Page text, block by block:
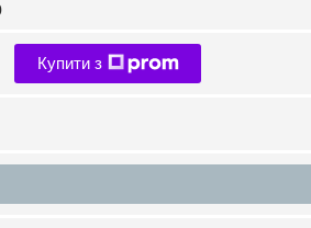
Купити з